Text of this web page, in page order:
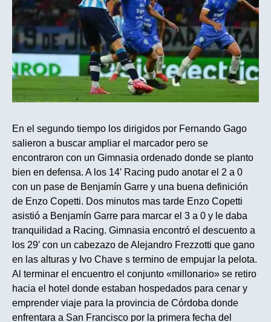
En el segundo tiempo los dirigidos por Fernando Gago
salieron a buscar ampliar el marcador pero se
encontraron con un Gimnasia ordenado donde se planto
bien en defensa. A los 14′ Racing pudo anotar el 2 a 0
con un pase de Benjamín Garre y una buena definición
de Enzo Copetti. Dos minutos mas tarde Enzo Copetti
asistió a Benjamín Garre para marcar el 3 a 0 y le daba
tranquilidad a Racing. Gimnasia encontró el descuento a
los 29′ con un cabezazo de Alejandro Frezzotti que gano
en las alturas y Ivo Chave s termino de empujar la pelota.
Al terminar el encuentro el conjunto «millonario» se retiro
hacia el hotel donde estaban hospedados para cenar y
emprender viaje para la provincia de Córdoba donde
enfrentara a San Francisco por la primera fecha del